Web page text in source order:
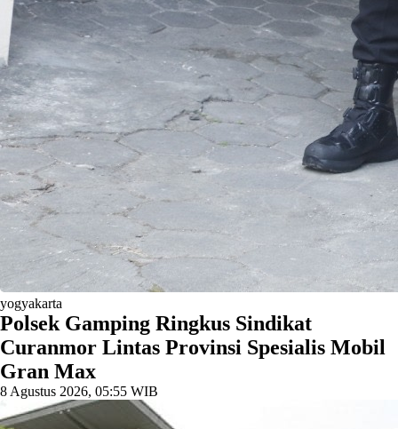
yogyakarta
Polsek Gamping Ringkus Sindikat
Curanmor Lintas Provinsi Spesialis Mobil
Gran Max
8 Agustus 2026, 05:55 WIB